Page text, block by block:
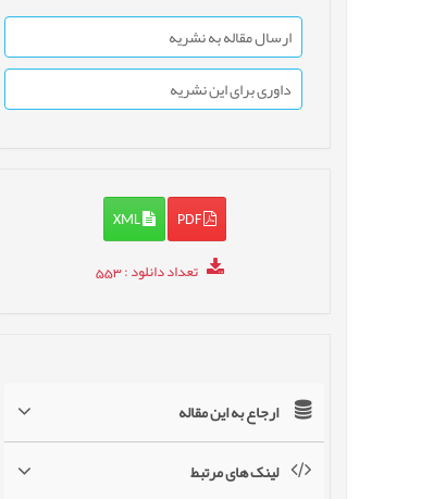
ارسال مقاله به نشریه
داوری برای این نشریه
PDF
XML
تعداد دانلود: 553
ارجاع به این مقاله
لینک های مرتبط